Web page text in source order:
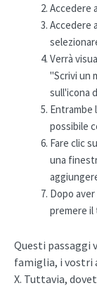
Accedere
Accedere
Verrà
"Scrivi un
sull'icona
Entrambe
possibile
Fare clic
una
Dopo
premere il
Questi passaggi
famiglia, i vostri
X. Tuttavia,